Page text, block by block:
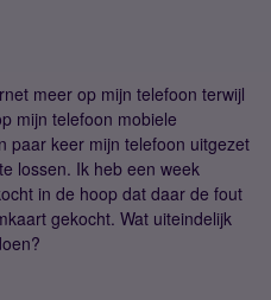
meer op mijn telefoon terwijl
mijn telefoon mobiele
paar keer mijn telefoon uitgezet
lossen. Ik heb een week
in de hoop dat daar de fout
gekocht. Wat uiteindelijk